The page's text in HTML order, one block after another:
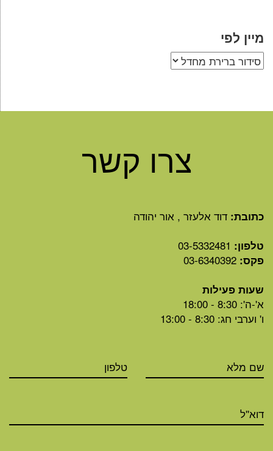
מיין לפי
צרו קשר
כתובת: דוד אלעזר , אור יהודה
טלפון: 03-5332481
פקס: 03-6340392
שעות פעילות
א'-ה': 8:30 - 18:00
ו' וערבי חג: 8:30 - 13:00